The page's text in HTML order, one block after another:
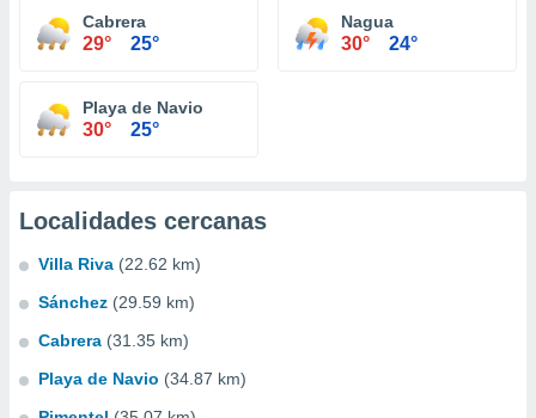
Cabrera
29° 25°
Nagua
30° 24°
Playa de Navio
30° 25°
Localidades cercanas
Villa Riva (22.62 km)
Sánchez (29.59 km)
Cabrera (31.35 km)
Playa de Navio (34.87 km)